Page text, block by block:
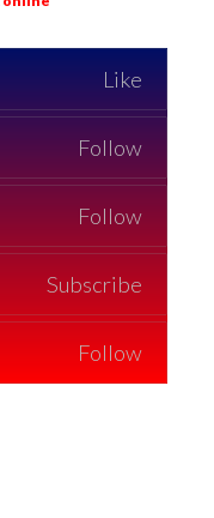
Like
Follow
Follow
Subscribe
Follow